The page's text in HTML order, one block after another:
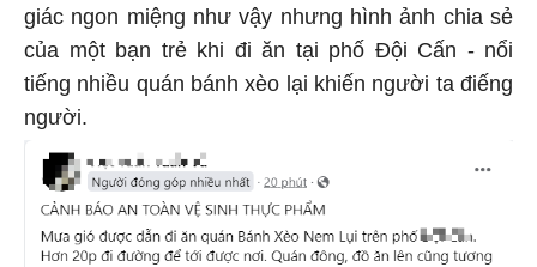
giác ngon miệng như vậy nhưng hình ảnh chia sẻ
của một bạn trẻ khi đi ăn tại phố Đội Cấn - nổi
tiếng nhiều quán bánh xèo lại khiến người ta điếng
người.